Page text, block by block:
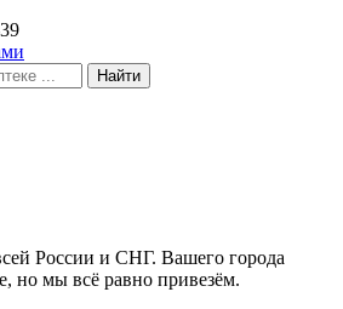
России и СНГ. Вашего города
но мы всё равно привезём.